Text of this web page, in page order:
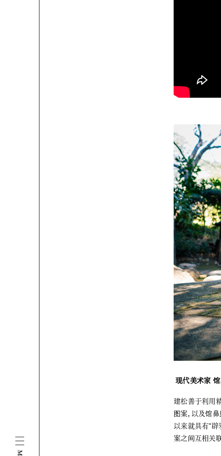
现代美术家
建松善于利用
图案，以及馆
以来就具有“
案之间互相关联